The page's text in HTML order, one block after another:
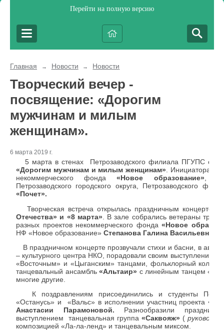
Перейти на полную версию
Главная → Новости → Новости
Творческий вечер -
посвящение: «Дорогим
мужчинам и милым
женщинам».
6 марта 2019 г.
5 марта в стенах Петрозаводского филиала ПГУПС
«Дорогим мужчинам и милым женщинам». Инициаторами
некоммерческого фонда «Новое образование»,
Петрозаводского городского округа, Петрозаводского
«Почет».
Творческая встреча открылась праздничным
Отечества» и «8 марта» . В зале собрались ветераны
разных проектов некоммерческого фонда «Новое
НФ «Новое образование» Степанова Галина Васильевна.
В праздничном концерте прозвучали стихи и басни, в
– культурного центра НКО, порадовали своим выступлением
«Восточным» и «Цыганским» танцами, фольклорный
танцевальный ансамбль «Альтаир» c линейным танцем
многие другие.
К поздравлениям присоединились и студенты
«Останусь» и «Вальс» в исполнении участниц проекта
Анастасии Парамоновой. Разнообразили
выступлением танцевальная группа «Саквояж» (
композицией «Ла-ла-ленд» и танцевальным миксом.